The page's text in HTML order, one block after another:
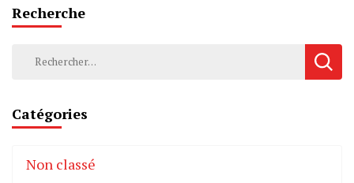
Recherche
Rechercher :
Catégories
Non classé